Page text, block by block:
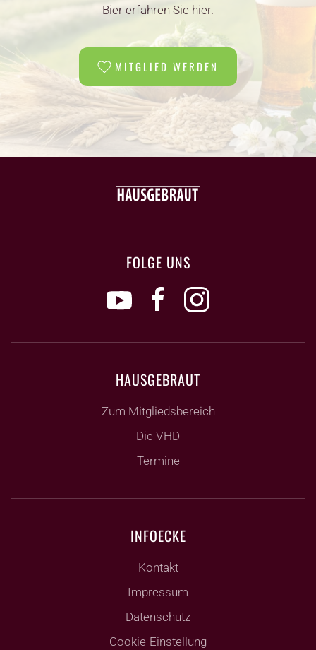
Bier erfahren Sie hier.
MITGLIED WERDEN
FOLGE UNS
HAUSGEBRAUT
Zum Mitgliedsbereich
Die VHD
Termine
INFOECKE
Kontakt
Impressum
Datenschutz
Cookie-Einstellung